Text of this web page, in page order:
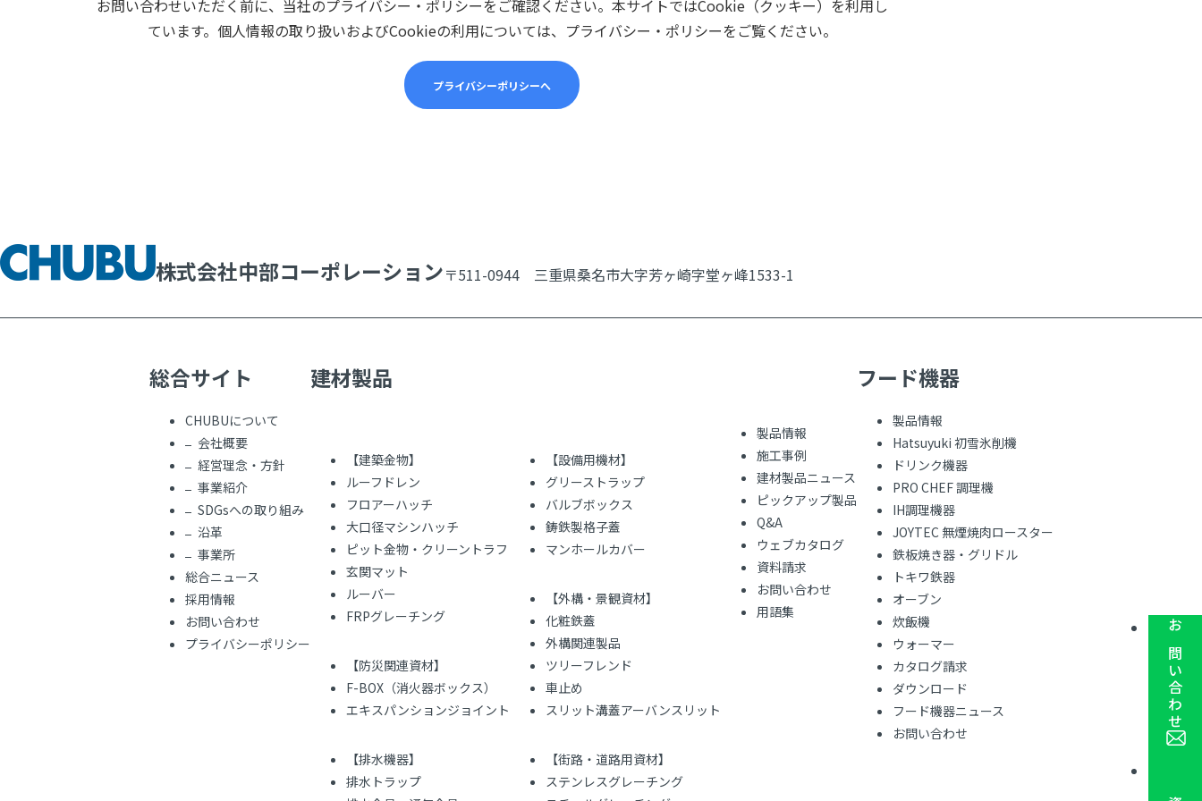
お問い合わせいただく前に、当社のプライバシー・ポリシーをご確認ください。本サイトではCookie（クッキー）を利用し
ています。個人情報の取り扱いおよびCookieの利用については、プライバシー・ポリシーをご覧ください。
プライバシーポリシーへ
株式会社中部コーポレーション〒511-0944 三重県桑名市大字芳ヶ崎字堂ヶ峰1533-1
総合サイト
CHUBUについて
会社概要
経営理念・方針
事業紹介
SDGsへの取り組み
沿革
事業所
総合ニュース
採用情報
お問い合わせ
プライバシーポリシー
建材製品
【建築金物】
ルーフドレン
フロアーハッチ
大口径マシンハッチ
ピット金物・クリーントラフ
玄関マット
ルーバー
FRPグレーチング
【防災関連資材】
F-BOX（消火器ボックス）
エキスパンションジョイント
【排水機器】
排水トラップ
【設備用機材】
グリーストラップ
バルブボックス
鋳鉄製格子蓋
マンホールカバー
【外構・景観資材】
化粧鉄蓋
外構関連製品
ツリーフレンド
車止め
スリット溝蓋アーバンスリット
【街路・道路用資材】
ステンレスグレーチング
製品情報
施工事例
建材製品ニュース
ピックアップ製品
Q&A
ウェブカタログ
資料請求
お問い合わせ
用語集
フード機器
製品情報
Hatsuyuki 初雪氷削機
ドリンク機器
PRO CHEF 調理機
IH調理機器
JOYTEC 無煙焼肉ロースター
鉄板焼き器・グリドル
トキワ鉄器
オーブン
炊飯機
ウォーマー
カタログ請求
ダウンロード
フード機器ニュース
お問い合わせ
お問い合わせ